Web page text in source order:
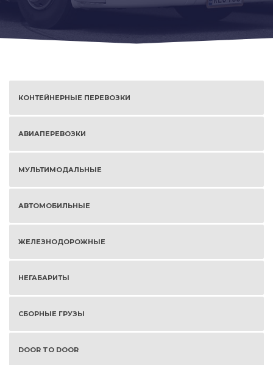
КОНТЕЙНЕРНЫЕ ПЕРЕВОЗКИ
АВИАПЕРЕВОЗКИ
МУЛЬТИМОДАЛЬНЫЕ
АВТОМОБИЛЬНЫЕ
ЖЕЛЕЗНОДОРОЖНЫЕ
НЕГАБАРИТЫ
СБОРНЫЕ ГРУЗЫ
DOOR TO DOOR